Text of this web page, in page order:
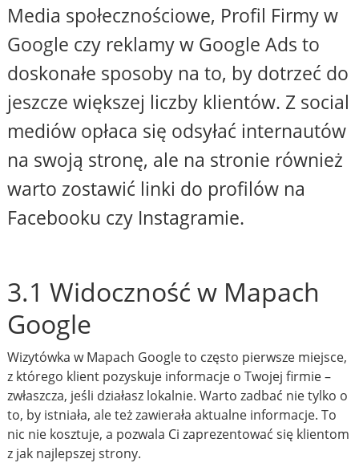
Media społecznościowe, Profil Firmy w
Google czy reklamy w Google Ads to
doskonałe sposoby na to, by dotrzeć do
jeszcze większej liczby klientów. Z social
mediów opłaca się odsyłać internautów
na swoją stronę, ale na stronie również
warto zostawić linki do profilów na
Facebooku czy Instagramie.
3.1 Widoczność w Mapach
Google
Wizytówka w Mapach Google to często pierwsze miejsce,
z którego klient pozyskuje informacje o Twojej firmie –
zwłaszcza, jeśli działasz lokalnie. Warto zadbać nie tylko o
to, by istniała, ale też zawierała aktualne informacje. To
nic nie kosztuje, a pozwala Ci zaprezentować się klientom
z jak najlepszej strony.